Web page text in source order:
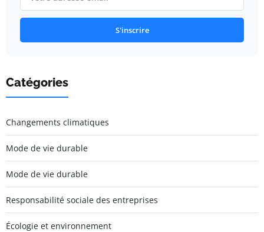
S'inscrire
Catégories
Changements climatiques
Mode de vie durable
Mode de vie durable
Responsabilité sociale des entreprises
Écologie et environnement